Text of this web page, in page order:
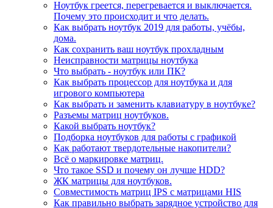
Ноутбук греется, перегревается и выключается.
Почему это происходит и что делать.
Как выбрать ноутбук 2019 для работы, учёбы,
дома.
Как сохранить ваш ноутбук прохладным
Неисправности матрицы ноутбука
Что выбрать - ноутбук или ПК?
Как выбрать процессор для ноутбука и для
игрового компьютера
Как выбрать и заменить клавиатуру в ноутбуке?
Разъемы матриц ноутбуков.
Какой выбрать ноутбук?
Подборка ноутбуков для работы с графикой
Как работают твердотельные накопители?
Всё о маркировке матриц.
Что такое SSD и почему он лучше HDD?
ЖК матрицы для ноутбуков.
Совместимость матриц IPS с матрицами HIS
Как правильно выбрать зарядное устройство для